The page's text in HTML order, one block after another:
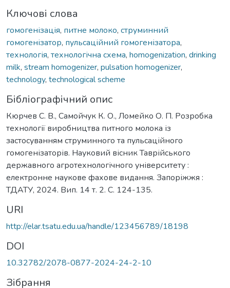
Ключові слова
гомогенізація, питне молоко, струминний
гомогенізатор, пульсаційний гомогенізатора,
технологія, технологічна схема, homogenization, drinking
milk, stream homogenizer, pulsation homogenizer,
technology, technological scheme
Бібліографічний опис
Кюрчев С. В., Самойчук К. О., Ломейко О. П. Розробка
технології виробництва питного молока із
застосуванням струминного та пульсаційного
гомогенізаторів. Науковий вісник Таврійського
державного агротехнологічного університету :
електронне наукове фахове видання. Запоріжжя :
ТДАТУ, 2024. Вип. 14 т. 2. C. 124-135.
URI
http://elar.tsatu.edu.ua/handle/123456789/18198
DOI
10.32782/2078-0877-2024-24-2-10
Зібрання